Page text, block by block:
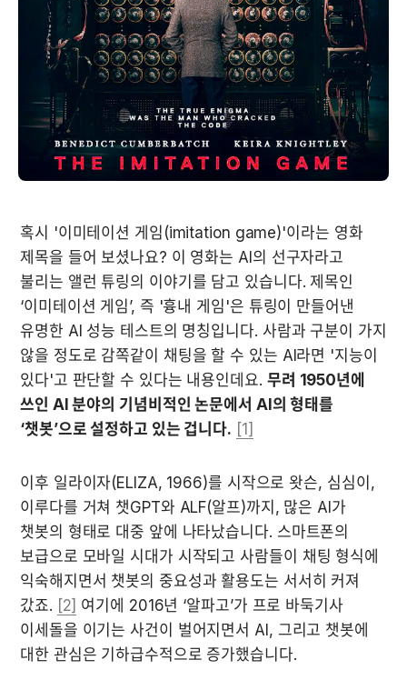
혹시 '이미테이션 게임(imitation game)'이라는 영화
제목을 들어 보셨나요? 이 영화는 AI의 선구자라고
불리는 앨런 튜링의 이야기를 담고 있습니다. 제목인
‘이미테이션 게임’, 즉 '흉내 게임'은 튜링이 만들어낸
유명한 AI 성능 테스트의 명칭입니다. 사람과 구분이 가지
않을 정도로 감쪽같이 채팅을 할 수 있는 AI라면 '지능이
있다'고 판단할 수 있다는 내용인데요. 무려 1950년에
쓰인 AI 분야의 기념비적인 논문에서 AI의 형태를
‘챗봇’으로 설정하고 있는 겁니다. [1]
이후 일라이자(ELIZA, 1966)를 시작으로 왓슨, 심심이,
이루다를 거쳐 챗GPT와 ALF(알프)까지, 많은 AI가
챗봇의 형태로 대중 앞에 나타났습니다. 스마트폰의
보급으로 모바일 시대가 시작되고 사람들이 채팅 형식에
익숙해지면서 챗봇의 중요성과 활용도는 서서히 커져
갔죠. [2] 여기에 2016년 ‘알파고’가 프로 바둑기사
이세돌을 이기는 사건이 벌어지면서 AI, 그리고 챗봇에
대한 관심은 기하급수적으로 증가했습니다.